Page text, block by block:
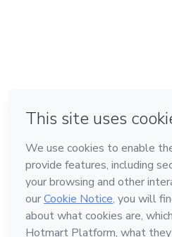
Feito com ❤ em Bogotá
Conheça a Hotmart